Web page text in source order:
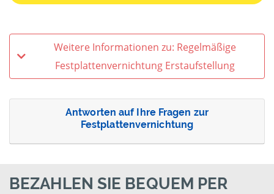
Weitere Informationen zu: Regelmäßige
Festplattenvernichtung Erstaufstellung
Antworten auf Ihre Fragen zur
Festplattenvernichtung
BEZAHLEN SIE BEQUEM PER